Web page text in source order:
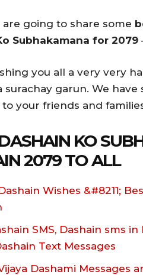
are going to share some
Subhakamana for 2079
you all a very very
surachay garun. We have
your friends and
KO
2079 TO ALL
Wishes &#8211;
SMS, Dashain sms
Text Messages
Dashami Messages